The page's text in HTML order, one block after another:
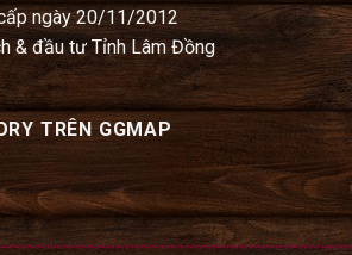
ngày 20/11/2012
& đầu tư Tỉnh Lâm Đồng
TRÊN GGMAP